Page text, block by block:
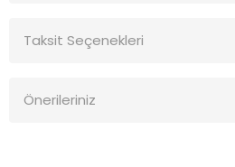
Taksit Seçenekleri
Önerileriniz